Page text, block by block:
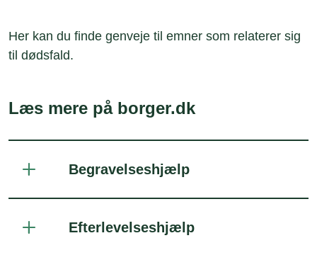
Her kan du finde genveje til emner som relaterer sig
til dødsfald.
Læs mere på borger.dk
Begravelseshjælp
Efterlevelseshjælp